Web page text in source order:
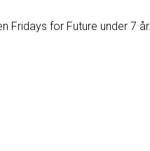
Fridays for Future under 7 år.